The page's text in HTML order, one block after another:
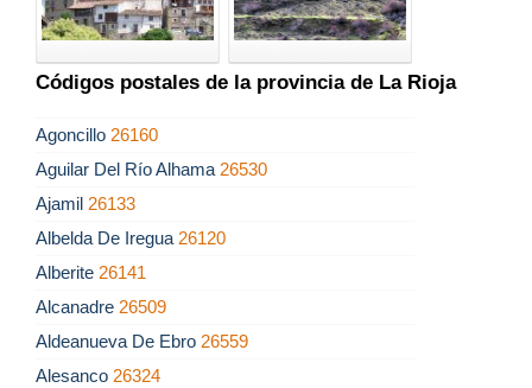
Códigos postales de la provincia de La Rioja
Agoncillo 26160
Aguilar Del Río Alhama 26530
Ajamil 26133
Albelda De Iregua 26120
Alberite 26141
Alcanadre 26509
Aldeanueva De Ebro 26559
Alesanco 26324